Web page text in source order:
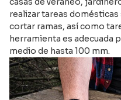
realizar tareas
cortar ramas, así como
herramienta es adecuada
medio de hasta 100 mm.